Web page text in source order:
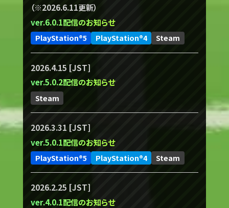
（※2026.6.11更新）
ver.6.0.1配信のお知らせ
PlayStation®5 PlayStation®4 Steam
2026.4.15 [JST]
ver.5.0.2配信のお知らせ
Steam
2026.3.31 [JST]
ver.5.0.1配信のお知らせ
PlayStation®5 PlayStation®4 Steam
2026.2.25 [JST]
ver.4.0.1配信のお知らせ